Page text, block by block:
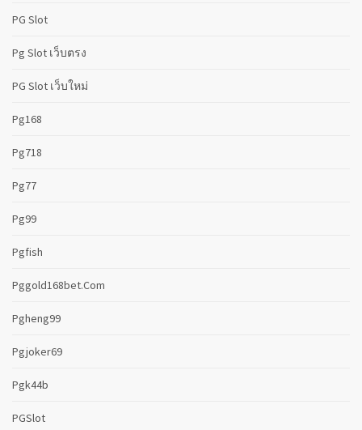
PG Slot
Pg Slot เว็บตรง
PG Slot เว็บใหม่
Pg168
Pg718
Pg77
Pg99
Pgfish
Pggold168bet.com
Pgheng99
Pgjoker69
Pgk44b
PGSlot